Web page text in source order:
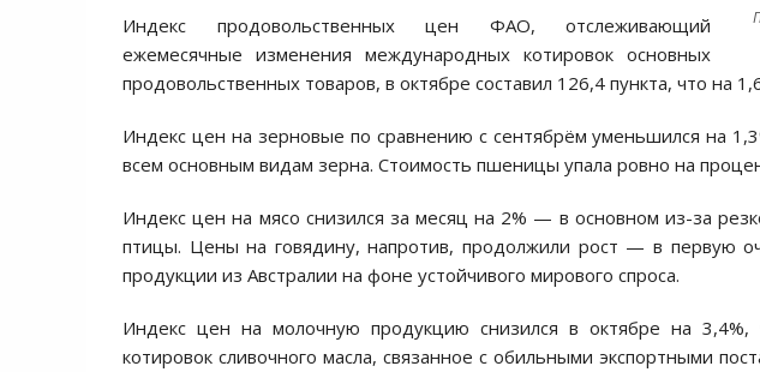
Индекс продовольственных цен ФАО, отслеживающий
ежемесячные изменения международных котировок основных
продовольственных товаров, в октябре составил 126,4 пункта, что на
Индекс цен на зерновые по сравнению с сентябрём уменьшился на
всем основным видам зерна. Стоимость пшеницы упала ровно на
Индекс цен на мясо снизился за месяц на 2% — в основном из-за
птицы. Цены на говядину, напротив, продолжили рост — в первую
продукции из Австралии на фоне устойчивого мирового спроса.
Индекс цен на молочную продукцию снизился в октябре на 3,4%,
котировок сливочного масла, связанное с обильными экспортными